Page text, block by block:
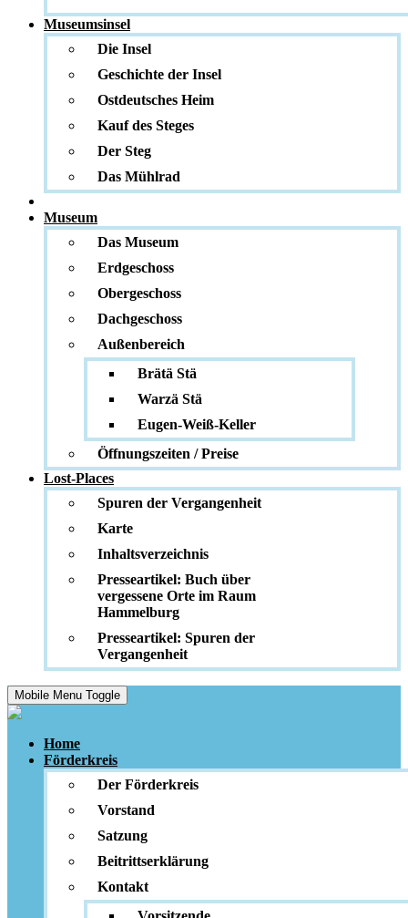
Museumsinsel
Die Insel
Geschichte der Insel
Ostdeutsches Heim
Kauf des Steges
Der Steg
Das Mühlrad
Museum
Das Museum
Erdgeschoss
Obergeschoss
Dachgeschoss
Außenbereich
Brätä Stä
Warzä Stä
Eugen-Weiß-Keller
Öffnungszeiten / Preise
Lost-Places
Spuren der Vergangenheit
Karte
Inhaltsverzeichnis
Presseartikel: Buch über
vergessene Orte im Raum
Hammelburg
Presseartikel: Spuren der
Vergangenheit
Mobile Menu Toggle
Home
Förderkreis
Der Förderkreis
Vorstand
Satzung
Beitrittserklärung
Kontakt